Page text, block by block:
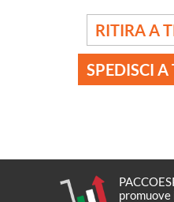
RITIRA A
SPEDISCI A
promuove